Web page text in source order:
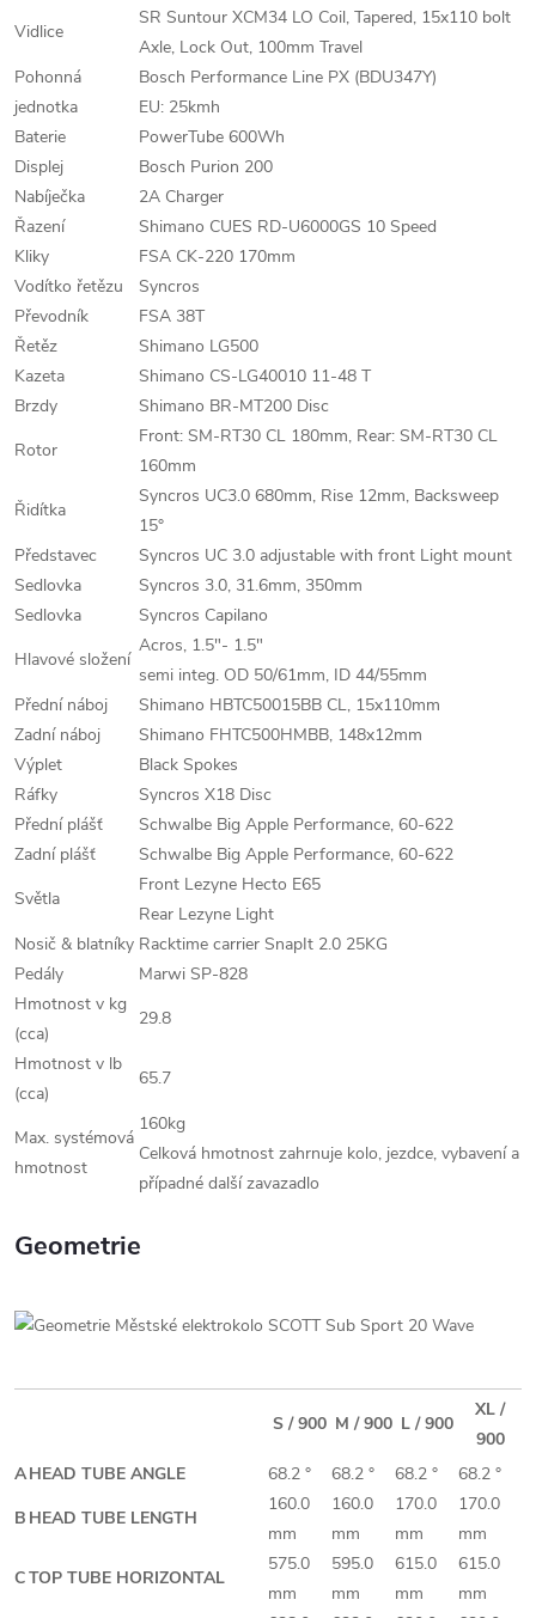
Vidlice
SR Suntour XCM34 LO Coil, Tapered, 15x110 bolt
Axle, Lock Out, 100mm Travel
Pohonná
jednotka
Bosch Performance Line PX (BDU347Y)
EU: 25kmh
Baterie
PowerTube 600Wh
Displej
Bosch Purion 200
Nabíječka
2A Charger
Řazení
Shimano CUES RD-U6000GS 10 Speed
Kliky
FSA CK-220 170mm
Vodítko řetězu
Syncros
Převodník
FSA 38T
Řetěz
Shimano LG500
Kazeta
Shimano CS-LG40010 11-48 T
Brzdy
Shimano BR-MT200 Disc
Rotor
Front: SM-RT30 CL 180mm, Rear: SM-RT30 CL
160mm
Řidítka
Syncros UC3.0 680mm, Rise 12mm, Backsweep
15°
Představec
Syncros UC 3.0 adjustable with front Light mount
Sedlovka
Syncros 3.0, 31.6mm, 350mm
Sedlovka
Syncros Capilano
Hlavové složení
Acros, 1.5"- 1.5"
semi integ. OD 50/61mm, ID 44/55mm
Přední náboj
Shimano HBTC50015BB CL, 15x110mm
Zadní náboj
Shimano FHTC500HMBB, 148x12mm
Výplet
Black Spokes
Ráfky
Syncros X18 Disc
Přední plášť
Schwalbe Big Apple Performance, 60-622
Zadní plášť
Schwalbe Big Apple Performance, 60-622
Světla
Front Lezyne Hecto E65
Rear Lezyne Light
Nosič & blatníky Racktime carrier SnapIt 2.0 25KG
Pedály
Marwi SP-828
Hmotnost v kg
(cca)
29.8
Hmotnost v lb
(cca)
65.7
Max. systémová
hmotnost
160kg
Celková hmotnost zahrnuje kolo, jezdce, vybavení a
případné další zavazadlo
Geometrie
S / 900 M / 900 L / 900
XL /
900
AHEAD TUBE ANGLE 68.2 ° 68.2 ° 68.2 °
68.2 °
B HEAD TUBE LENGTH
160.0
mm
160.0
mm
170.0
mm
170.0
mm
CTOP TUBE HORIZONTAL
575.0
mm
595.0
mm
615.0
mm
615.0
mm